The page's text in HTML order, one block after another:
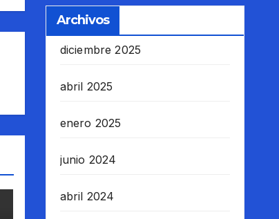
Archivos
diciembre 2025
abril 2025
enero 2025
junio 2024
abril 2024